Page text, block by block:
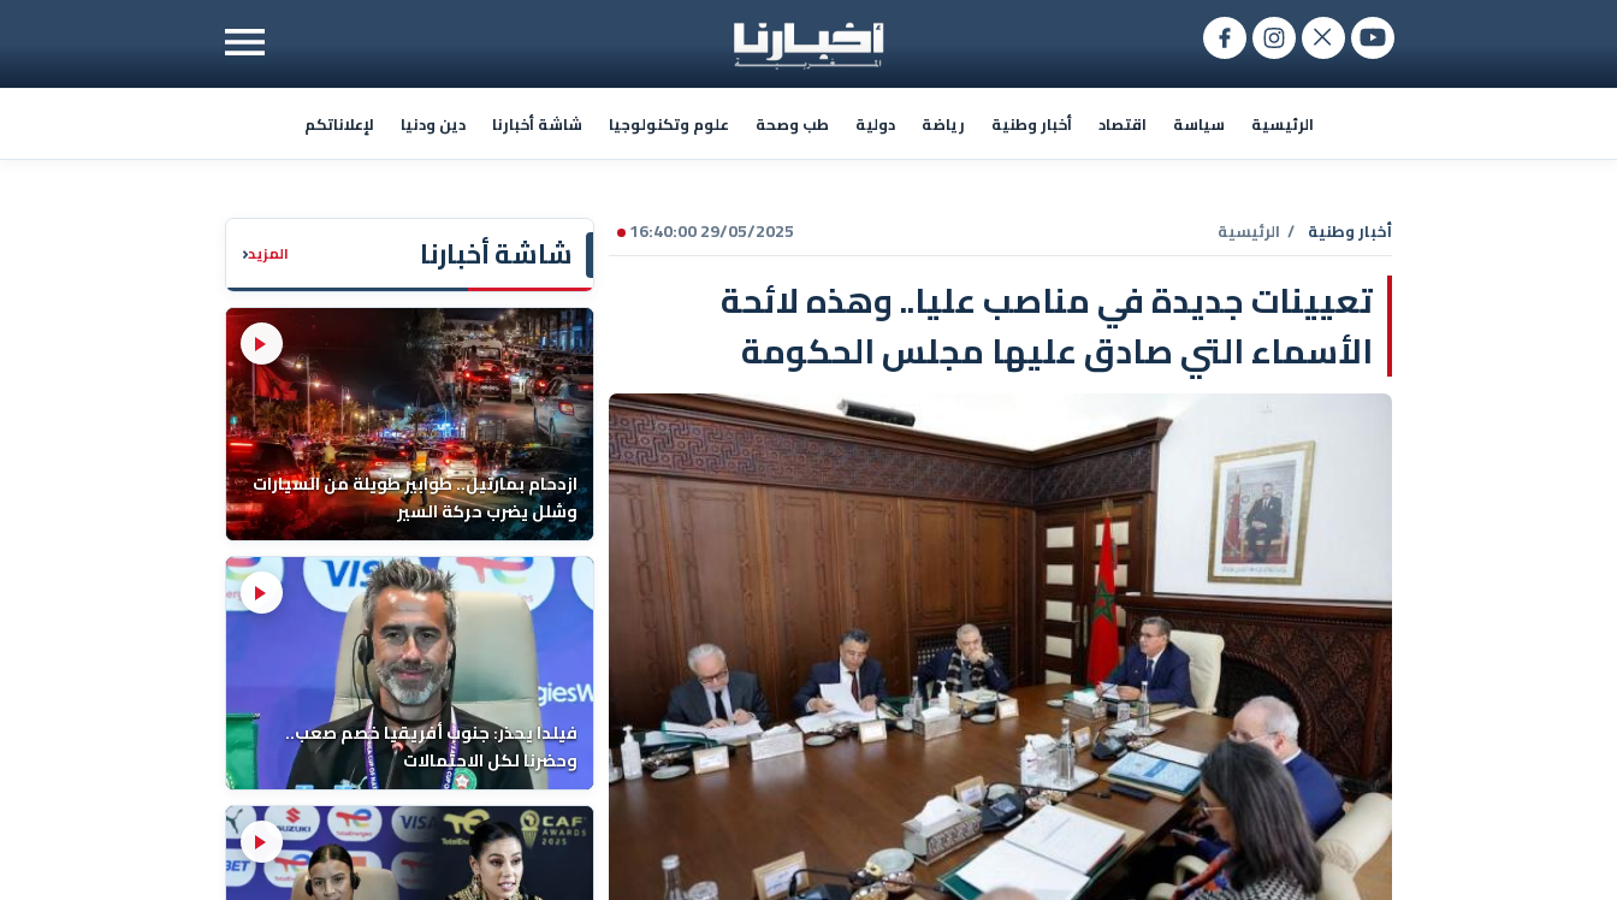
الرئيسية سياسة اقتصاد أخبار وطنية رياضة دولية طب وصحة علوم وتكنولوجيا شاشة أخبارنا دين ودنيا لإعلاناتكم
شاشة أخبارنا المزيد‹
ازدحام بمارتيل.. طوابير طويلة من السيارات
وشلل يضرب حركة السير
فيلدا يحذر: جنوب أفريقيا خصم صعب..
وحضرنا لكل الاحتمالات
29/05/2025 16:40:00 أخبار وطنية / الرئيسية
تعيينات جديدة في مناصب عليا.. وهذه لائحة
الأسماء التي صادق عليها مجلس الحكومة